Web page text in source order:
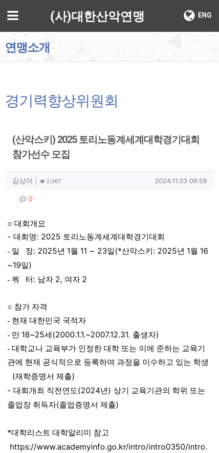
메뉴 ENG
(사)대한산악연맹
연맹소개
경기력향상위원회
(산악스키) 2025 토리노동계세계대학경기대회
참가선수 모집
작성자 정보
김상아 작성2,067조회 작성일
2024.11.03 09:59
컨텐츠 정보
0
본문
○ 대회개요
- 대회명: 2025 토리노동계세계대학경기대회
- 일 정: 2025년 1월 11 ~ 23일(*산악스키 : 2025년 1월 16
~19일)
- 쿼 터 : 남자 2, 여자 2
○ 참가 자격
- 현재 대한민국 국적자
- 만 18~25세 (2000.1.1.~2007.12.31. 출생자)
- 대학교나 교육부가 인정한 대학 또는 이에 준하는 교육기
관에 현재 공식적으로 등록하여 과정을 이수하고 있는 학생
(재학증명서 제출)
- 대회개최 직전연도(2024년 ) 상기 교육기관의 학위 또는
졸업장 취득자(졸업증명서 제출)
*대학리스트 대학알리미 참고
https://www.academyinfo.go.kr/intro/intro0350/intro.